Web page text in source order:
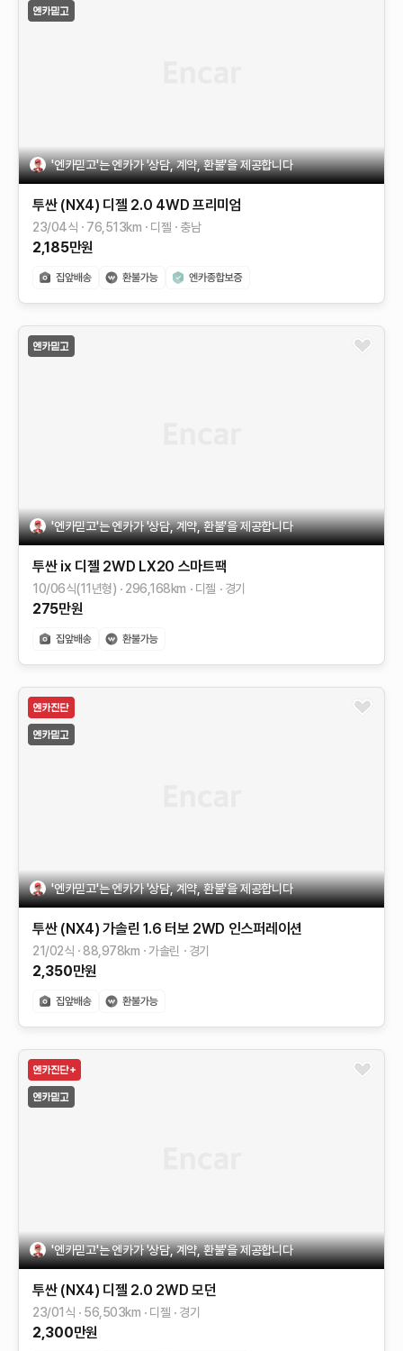
'엔카믿고'는 엔카가 '상담, 계약, 환불'을 제공합니다
투싼 (NX4) 디젤 2.0 4WD 프리미엄
23/04식 76,513km 디젤 충남
2,185만원
'엔카믿고'는 엔카가 '상담, 계약, 환불'을 제공합니다
투싼 ix 디젤 2WD LX20 스마트팩
10/06식(11년형) 296,168km 디젤 경기
275만원
'엔카믿고'는 엔카가 '상담, 계약, 환불'을 제공합니다
투싼 (NX4) 가솔린 1.6 터보 2WD 인스퍼레이션
21/02식 88,978km 가솔린 경기
2,350만원
'엔카믿고'는 엔카가 '상담, 계약, 환불'을 제공합니다
투싼 (NX4) 디젤 2.0 2WD 모던
23/01식 56,503km 디젤 경기
2,300만원